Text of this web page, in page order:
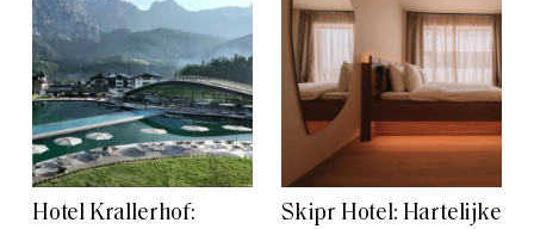
Hotel Krallerhof:
Skipr Hotel: Hartelijke